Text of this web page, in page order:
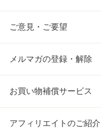
ご意見・ご要望
メルマガの登録・解除
お買い物補償サービス
アフィリエイトのご紹介